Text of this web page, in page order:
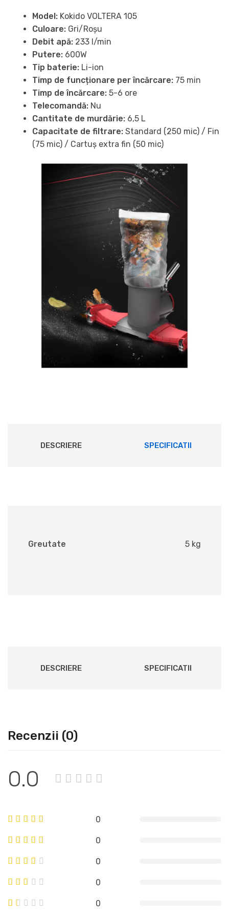
Model: Kokido VOLTERA 105
Culoare: Gri/Roșu
Debit apă: 233 l/min
Putere: 600W
Tip baterie: Li-ion
Timp de funcționare per încărcare: 75 min
Timp de încărcare: 5-6 ore
Telecomandă: Nu
Cantitate de murdărie: 6,5 L
Capacitate de filtrare: Standard (250 mic) / Fin
(75 mic) / Cartuș extra fin (50 mic)
DESCRIERE SPECIFICATII
Greutate 5 kg
DESCRIERE SPECIFICATII
Recenzii (0)
0.0
0
0
0
0
0